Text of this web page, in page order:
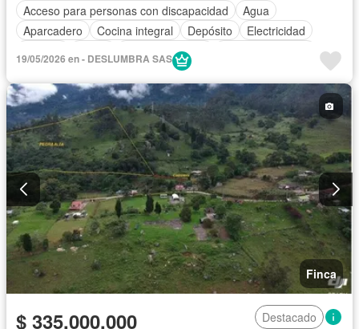
Acceso para personas con discapacidad
Agua
Aparcadero
Cocina integral Depósito
Electricidad
Tanque de agua
19/05/2026 en - DESLUMBRA SAS
Finca
$ 335.000.000
Destacado